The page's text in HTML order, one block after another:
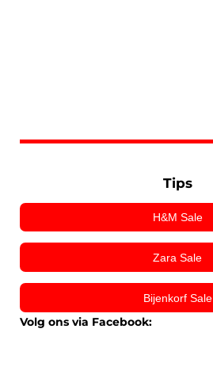
Tips
H&M Sale
Zara Sale
Bijenkorf Sale
Volg ons via Facebook: